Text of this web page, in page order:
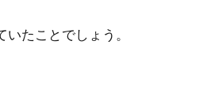
たことでしょう。